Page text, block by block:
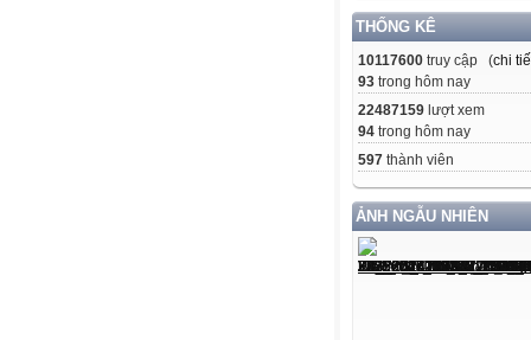
THỐNG KÊ
10117600 truy cập (chi
93 trong hôm nay
22487159 lượt xem
94 trong hôm nay
597 thành viên
ẢNH NGẪU NHIÊN